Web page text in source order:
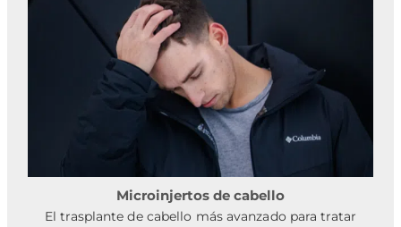
Microinjertos de cabello
El trasplante de cabello más avanzado para tratar